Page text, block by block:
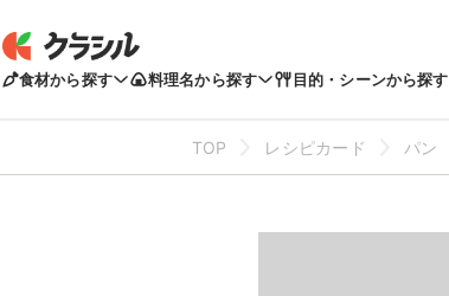
食材から探す 料理名から探す 目的・シーンから探す
TOP レシピカード パン